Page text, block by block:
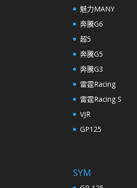
魅力MANY
奔騰G6
超5
奔騰G5
奔騰G3
雷霆Racing
雷霆Racing S
VJR
GP125
SYM